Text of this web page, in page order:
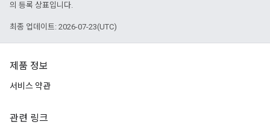
의 등록 상표입니다.
최종 업데이트: 2026-07-23(UTC)
제품 정보
서비스 약관
관련 링크